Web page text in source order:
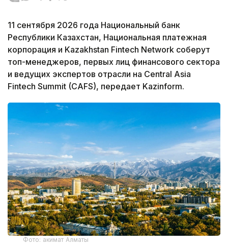
11 сентября 2026 года Национальный банк
Республики Казахстан, Национальная платежная
корпорация и Kazakhstan Fintech Network соберут
топ-менеджеров, первых лиц финансового сектора
и ведущих экспертов отрасли на Central Asia
Fintech Summit (CAFS), передает Kazinform.
Фото: акимат Алматы